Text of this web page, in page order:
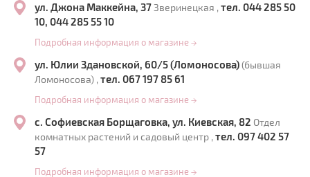
ул. Джона Маккейна, 37 Зверинецкая , тел. 044 285 50
10, 044 285 55 10
Подробная информация о магазине →
ул. Юлии Здановской, 60/5 (Ломоносова)(бывшая
Ломоносова) , тел. 067 197 85 61
Подробная информация о магазине →
с. Софиевская Борщаговка, ул. Киевская, 82 Отдел
комнатных растений и садовый центр , тел. 097 402 57
57
Подробная информация о магазине →